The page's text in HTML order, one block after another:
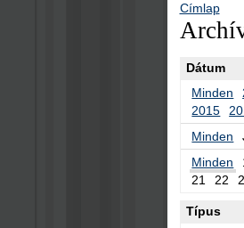
Címlap
Dátum
Minden
2015
Minden
Minden
21
22
Típus